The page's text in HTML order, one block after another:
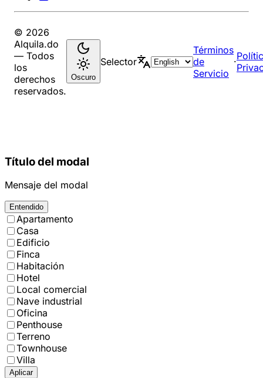
© 2026
Alquila.do
— Todos
los
derechos
reservados.
Oscuro
Selector
Términos
de
Servicio
·
Título del modal
Mensaje del modal
Entendido
Apartamento
Casa
Edificio
Finca
Habitación
Hotel
Local comercial
Nave industrial
Oficina
Penthouse
Terreno
Townhouse
Villa
Aplicar